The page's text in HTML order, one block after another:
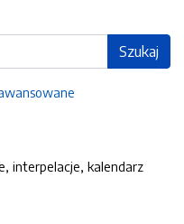
Szukaj
interpelacje, kalendarz